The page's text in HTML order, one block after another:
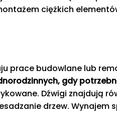
ciężkich
prace budowlane lub
gdy
Dźwigi znajdują
drzew. Wynajem